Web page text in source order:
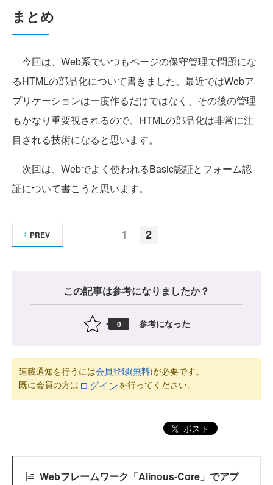
まとめ
今回は、Web系でいつもページの保守管理で問題にな
るHTMLの部品化について書きました。最近ではWebア
プリケーションは一度作るだけではなく、その後の管理
もかなり重要視されるので、HTMLの部品化は非常に注
目される技術になると思います。
次回は、Webでよく使われるBasic認証とフォーム認
証について書こうと思います。
1 2
PREV
この記事は参考になりましたか？
0 参考になった
連載通知を行うには会員登録(無料)が必要です。
既に会員の方は ログインを行ってください。
ポスト
Webフレームワーク「Alinous-Core」でアプ